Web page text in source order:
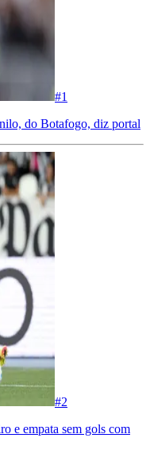
#1
do Botafogo, diz portal
#2
e empata sem gols com